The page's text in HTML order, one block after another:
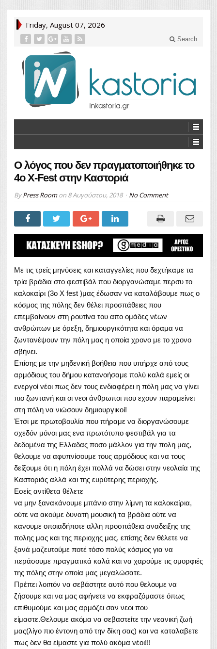
Friday, August 07, 2026
Search
Ο λόγος που δεν πραγματοποιήθηκε το
4ο X-Fest στην Καστοριά
ByPress Roomon 8 Αυγούστου, 2018 No Comment
Με τις τρείς μηνύσεις και καταγγελίες που δεχτήκαμε τα
τρία βράδια στο φεστιβάλ που διοργανώσαμε περσυ το
καλοκαίρι (3ο X fest )μας έδωσαν να καταλάβουμε πως ο
κόσμος της πόλης δεν θέλει προσπάθειες που
επεμβαίνουν στη ρουτίνα του απο ομάδες νέων
ανθρώπων με όρεξη, δημιουργικότητα και όραμα να
ζωντανέψουν την πόλη μας η οποία χρονο με το χρονο
σβήνει.
Επίσης με την μηδενική βοήθεια που υπήρχε από τους
αρμόδιους του δήμου κατανοήσαμε πολύ καλά εμείς οι
ενεργοί νέοι πως δεν τους ενδιαφέρει η πόλη μας να γίνει
πιο ζωντανή και οι νεοι άνθρωποι που εχουν παραμείνει
στη πόλη να νιώσουν δημιουργικοί!
Έτσι με πρωτοβουλία που πήραμε να διοργανώσουμε
σχεδόν μόνοι μας ενα πρωτότυπο φεστιβάλ για τα
δεδομένα της Ελλαδας ποσο μάλλον για την πολη μας,
θελουμε να αφυπνίσουμε τους αρμόδιους και να τους
δείξουμε ότι η πόλη έχει πολλά να δώσει στην νεολαία της
Καστοριάς αλλά και της ευρύτερης περιοχής.
Εσείς αντίθετα θέλετε
να μην ξανακάνουμε μπάνιο στην λίμνη τα καλοκαίρια,
ούτε να ακούμε δυνατή μουσική τα βράδια ούτε να
κανουμε οποιαδήποτε αλλη προσπάθεια αναδειξης της
πολης μας και της περιοχης μας, επίσης δεν θέλετε να
ξανά μαζευτούμε ποτέ τόσο πολύς κόσμος για να
περάσουμε πραγματικά καλά και να χαρούμε τις ομορφιές
της πόλης στην οποία μας μεγαλώσατε.
Πρέπει λοιπόν να σεβάστητε αυτό που θελουμε να
ζήσουμε και να μας αφήνετε να εκφραζόμαστε όπως
επιθυμούμε και μας αρμόζει σαν νεοι που
είμαστε.Θελουμε ακόμα να σεβαστείτε την νεανική ζωή
μας(λίγο πιο έντονη από την δίκη σας) και να καταλαβετε
πως δεν θα είμαστε για πολύ ακόμα νέοι!!!